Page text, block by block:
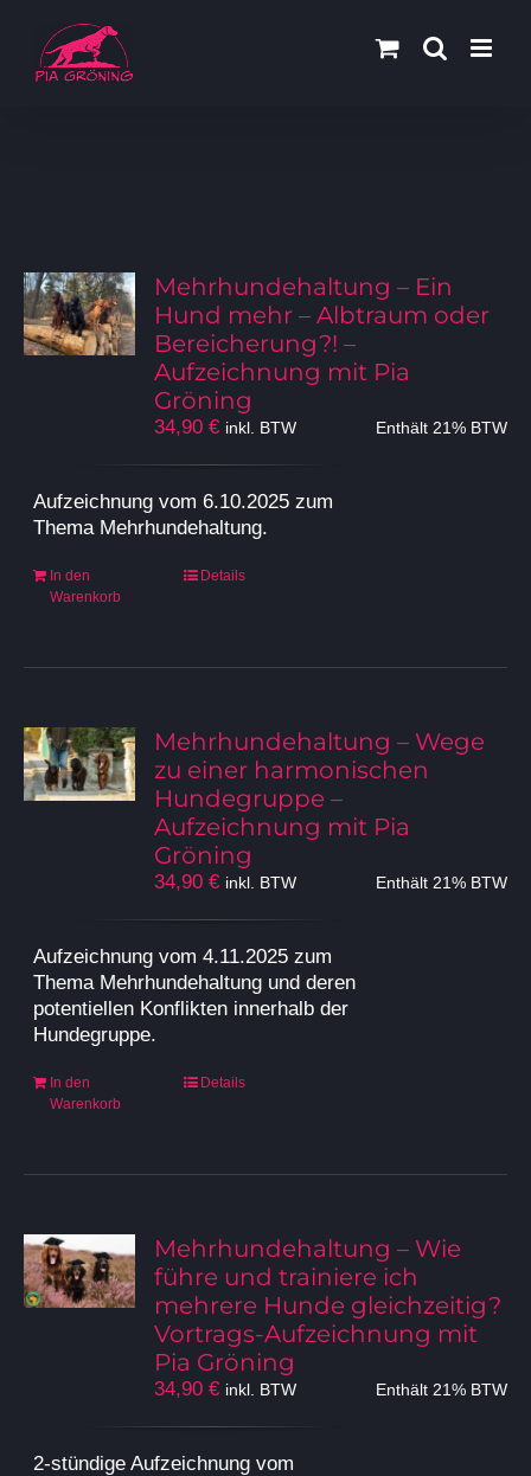
Inhalt
springen
Mehrhundehaltung – Ein
Hund mehr – Albtraum oder
Bereicherung?! –
Aufzeichnung mit Pia
Gröning
34,90€ inkl. BTW Enthält 21% BTW
Aufzeichnung vom 6.10.2025 zum
Thema Mehrhundehaltung.
In den
Warenkorb
Details
Mehrhundehaltung – Wege
zu einer harmonischen
Hundegruppe –
Aufzeichnung mit Pia
Gröning
34,90€ inkl. BTW Enthält 21% BTW
Aufzeichnung vom 4.11.2025 zum
Thema Mehrhundehaltung und deren
potentiellen Konflikten innerhalb der
Hundegruppe.
In den
Warenkorb
Details
Mehrhundehaltung – Wie
führe und trainiere ich
mehrere Hunde gleichzeitig?
Vortrags-Aufzeichnung mit
Pia Gröning
34,90€ inkl. BTW Enthält 21% BTW
2-stündige Aufzeichnung vom